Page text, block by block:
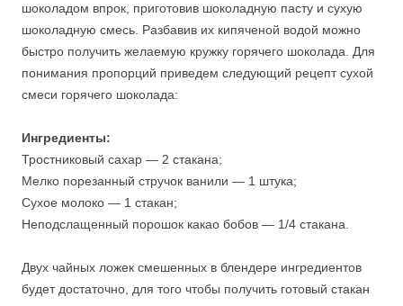
шоколадом впрок, приготовив шоколадную пасту и сухую
шоколадную смесь. Разбавив их кипяченой водой можно
быстро получить желаемую кружку горячего шоколада. Для
понимания пропорций приведем следующий рецепт сухой
смеси горячего шоколада:
Ингредиенты:
Тростниковый сахар — 2 стакана;
Мелко порезанный стручок ванили — 1 штука;
Сухое молоко — 1 стакан;
Неподслащенный порошок какао бобов — 1/4 стакана.
Двух чайных ложек смешенных в блендере ингредиентов
будет достаточно, для того чтобы получить готовый стакан